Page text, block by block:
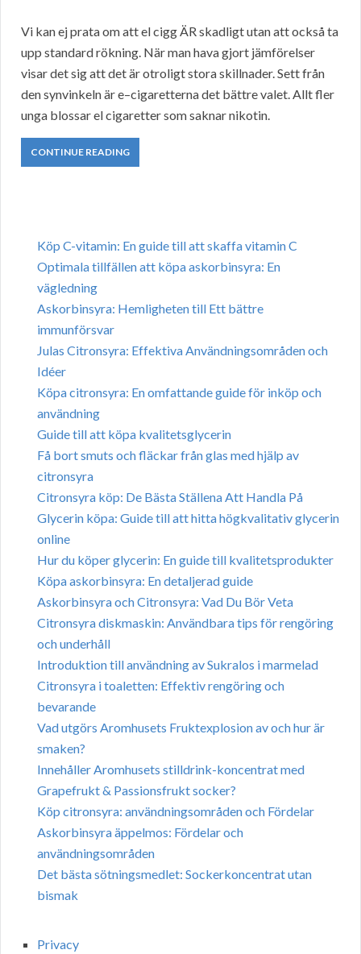
Vi kan ej prata om att el cigg ÄR skadligt utan att också ta
upp standard rökning. När man hava gjort jämförelser
visar det sig att det är otroligt stora skillnader. Sett från
den synvinkeln är e–cigaretterna det bättre valet. Allt fler
unga blossar el cigaretter som saknar nikotin.
CONTINUE READING
Köp C-vitamin: En guide till att skaffa vitamin C
Optimala tillfällen att köpa askorbinsyra: En
vägledning
Askorbinsyra: Hemligheten till Ett bättre
immunförsvar
Julas Citronsyra: Effektiva Användningsområden och
Idéer
Köpa citronsyra: En omfattande guide för inköp och
användning
Guide till att köpa kvalitetsglycerin
Få bort smuts och fläckar från glas med hjälp av
citronsyra
Citronsyra köp: De Bästa Ställena Att Handla På
Glycerin köpa: Guide till att hitta högkvalitativ glycerin
online
Hur du köper glycerin: En guide till kvalitetsprodukter
Köpa askorbinsyra: En detaljerad guide
Askorbinsyra och Citronsyra: Vad Du Bör Veta
Citronsyra diskmaskin: Användbara tips för rengöring
och underhåll
Introduktion till användning av Sukralos i marmelad
Citronsyra i toaletten: Effektiv rengöring och
bevarande
Vad utgörs Aromhusets Fruktexplosion av och hur är
smaken?
Innehåller Aromhusets stilldrink-koncentrat med
Grapefrukt & Passionsfrukt socker?
Köp citronsyra: användningsområden och Fördelar
Askorbinsyra äppelmos: Fördelar och
användningsområden
Det bästa sötningsmedlet: Sockerkoncentrat utan
bismak
Privacy